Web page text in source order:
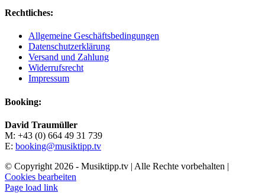
Rechtliches:
Allgemeine Geschäftsbedingungen
Datenschutzerklärung
Versand und Zahlung
Widerrufsrecht
Impressum
Booking:
David Traumüller
M: +43 (0) 664 49 31 739
E: booking@musiktipp.tv
© Copyright 2026 - Musiktipp.tv | Alle Rechte vorbehalten |
Cookies bearbeiten
Facebook
Instagram
YouTube
Page load link